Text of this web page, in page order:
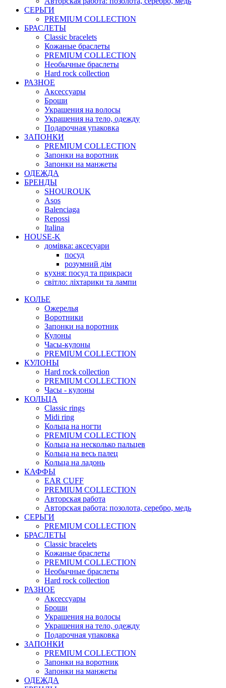
СЕРЬГИ
PREMIUM COLLECTION
БРАСЛЕТЫ
Classic bracelets
Кожаные браслеты
PREMIUM COLLECTION
Необычные браслеты
Hard rock collection
РАЗНОЕ
Аксессуары
Броши
Украшения на волосы
Украшения на тело, одежду
Подарочная упаковка
ЗАПОНКИ
PREMIUM COLLECTION
Запонки на воротник
Запонки на манжеты
ОДЕЖДА
БРЕНДЫ
SHOUROUK
Asos
Balenciaga
Repossi
Italina
HOUSE-K
домівка: аксесуари
посуд
розумний дім
кухня: посуд та прикраси
світло: ліхтарики та лампи
КОЛЬЕ
Ожерелья
Воротники
Запонки на воротник
Кулоны
Часы-кулоны
PREMIUM COLLECTION
КУЛОНЫ
Hard rock collection
PREMIUM COLLECTION
Часы - кулоны
КОЛЬЦА
Classic rings
Midi ring
Кольца на ногти
PREMIUM COLLECTION
Кольца на несколько пальцев
Кольца на весь палец
Кольца на ладонь
КАФФЫ
EAR CUFF
PREMIUM COLLECTION
Авторская работа
Авторская работа: позолота, серебро, медь
СЕРЬГИ
PREMIUM COLLECTION
БРАСЛЕТЫ
Classic bracelets
Кожаные браслеты
PREMIUM COLLECTION
Необычные браслеты
Hard rock collection
РАЗНОЕ
Аксессуары
Броши
Украшения на волосы
Украшения на тело, одежду
Подарочная упаковка
ЗАПОНКИ
PREMIUM COLLECTION
Запонки на воротник
Запонки на манжеты
ОДЕЖДА